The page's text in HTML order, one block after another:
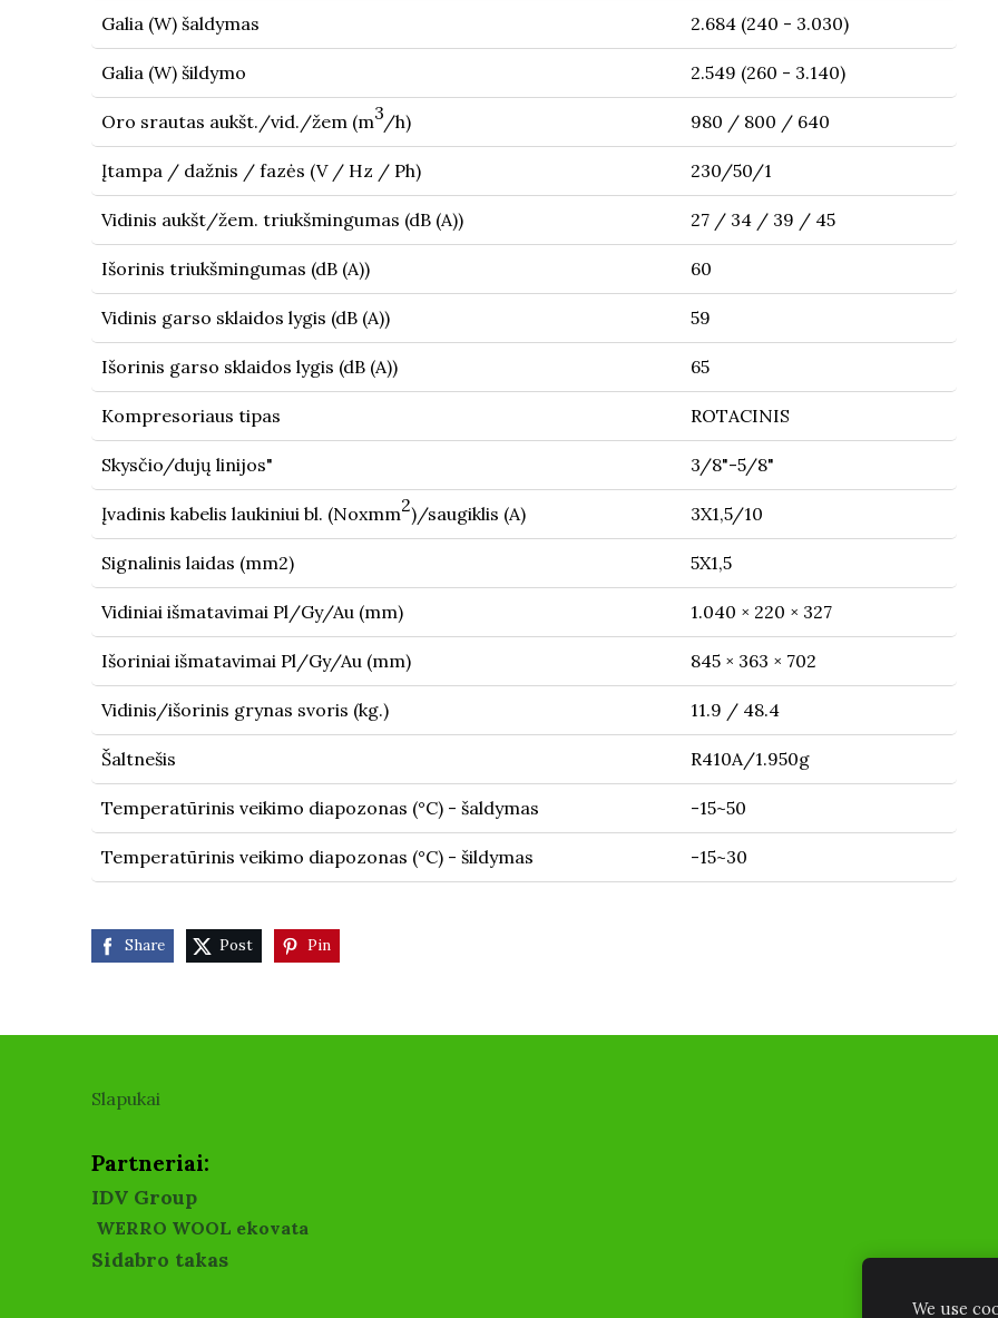
Galia (W) šaldymas 2.684 (240 - 3.030)
Galia (W) šildymo 2.549 (260 - 3.140)
Oro srautas aukšt./vid./žem (m3/h) 980 / 800 / 640
Įtampa / dažnis / fazės (V / Hz / Ph) 230/50/1
Vidinis aukšt/žem. triukšmingumas (dB (A)) 27 / 34 / 39 / 45
Išorinis triukšmingumas (dB (A)) 60
Vidinis garso sklaidos lygis (dB (A)) 59
Išorinis garso sklaidos lygis (dB (A)) 65
Kompresoriaus tipas ROTACINIS
Skysčio/dujų linijos" 3/8"-5/8"
Įvadinis kabelis laukiniui bl. (Noxmm2)/saugiklis (A) 3X1,5/10
Signalinis laidas (mm2) 5X1,5
Vidiniai išmatavimai Pl/Gy/Au (mm) 1.040 × 220 × 327
Išoriniai išmatavimai Pl/Gy/Au (mm) 845 × 363 × 702
Vidinis/išorinis grynas svoris (kg.) 11.9 / 48.4
Šaltnešis R410A/1.950g
Temperatūrinis veikimo diapozonas (°C) - šaldymas -15~50
Temperatūrinis veikimo diapozonas (°C) - šildymas -15~30
Share Post Pin
Slapukai
Partneriai:
IDV Group
WERRO WOOL ekovata
Sidabro takas
We use